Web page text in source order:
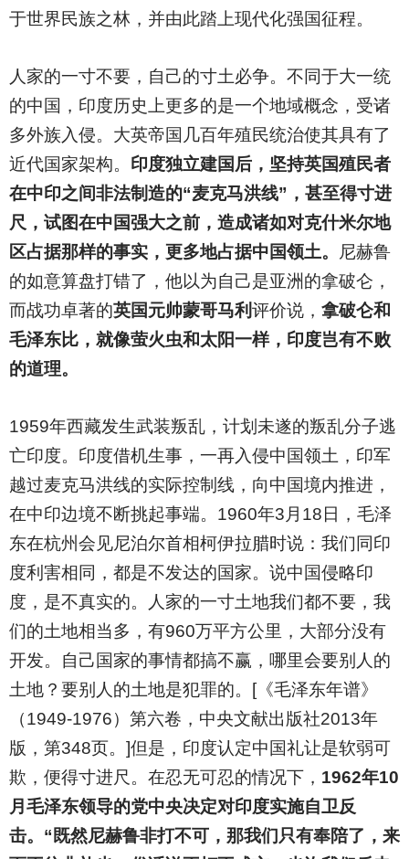
于世界民族之林，并由此踏上现代化强国征程。
人家的一寸不要，自己的寸土必争。不同于大一统
的中国，印度历史上更多的是一个地域概念，受诸
多外族入侵。大英帝国几百年殖民统治使其具有了
近代国家架构。 印度独立建国后，坚持英国殖民者
在中印之间非法制造的“麦克马洪线”，甚至得寸进
尺，试图在中国强大之前，造成诸如对克什米尔地
区占据那样的事实，更多地占据中国领土。
尼赫鲁
的如意算盘打错了，他以为自己是亚洲的拿破仑，
而战功卓著的英国元帅蒙哥马利评价说， 拿破仑和
毛泽东比，就像萤火虫和太阳一样，印度岂有不败
的道理。
1959年西藏发生武装叛乱，计划未遂的叛乱分子逃
亡印度。印度借机生事，一再入侵中国领土，印军
越过麦克马洪线的实际控制线，向中国境内推进，
在中印边境不断挑起事端。1960年3月18日，毛泽
东在杭州会见尼泊尔首相柯伊拉腊时说：我们同印
度利害相同，都是不发达的国家。说中国侵略印
度，是不真实的。人家的一寸土地我们都不要，我
们的土地相当多，有960万平方公里，大部分没有
开发。自己国家的事情都搞不赢，哪里会要别人的
土地？要别人的土地是犯罪的。[《毛泽东年谱》
（1949-1976）第六卷，中央文献出版社2013年
版，第348页。]但是，印度认定中国礼让是软弱可
欺，便得寸进尺。在忍无可忍的情况下， 1962年10
月毛泽东领导的党中央决定对印度实施自卫反
击。“既然尼赫鲁非打不可，那我们只有奉陪了，来